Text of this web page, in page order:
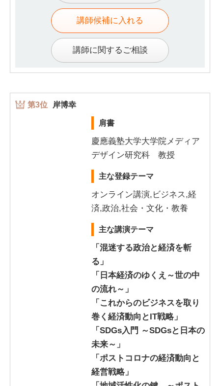
講師候補に入れる
講師に関するご相談
第3位 岸博幸
肩書
慶應義塾大学大学院メディア
デザイン研究科 教授
主な登録テーマ
オンライン講演,ビジネス,経
済,政治,社会・文化・教養
主な講演テーマ
「混迷する政治と経済を斬
る」
「日本経済のゆくえ～世の中
の流れ～」
「これからのビジネスを取り
巻く経済動向とIT戦略」
「SDGs入門 ～SDGsと日本の
未来～」
「ポストコロナの経済動向と
経営戦略」